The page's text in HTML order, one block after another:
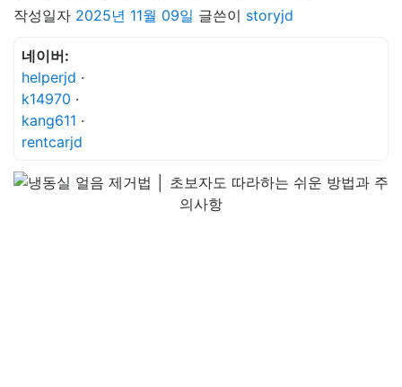
작성일자 2025년 11월 09일 글쓴이 storyjd
네이버:
helperjd ·
k14970 ·
kang611 ·
rentcarjd